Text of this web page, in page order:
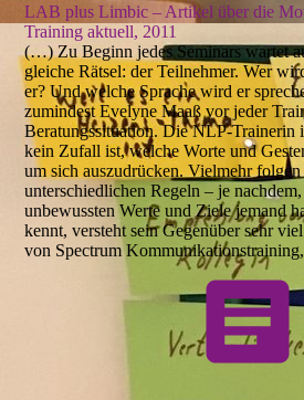
LAB plus Limbic – Artikel über die
Training aktuell, 2011
(…) Zu Beginn jedes Seminars wartet
gleiche Rätsel: der Teilnehmer. Wer
er? Und welche Sprache wird er
zumindest Evelyne Maaß vor jeder
Beratungssituation. Die NLP-Trainerin
kein Zufall ist, welche Worte und
um sich auszudrücken. Vielmehr
unterschiedlichen Regeln – je
unbewussten Werte und Ziele jemand
kennt, versteht sein Gegenüber sehr
von Spectrum